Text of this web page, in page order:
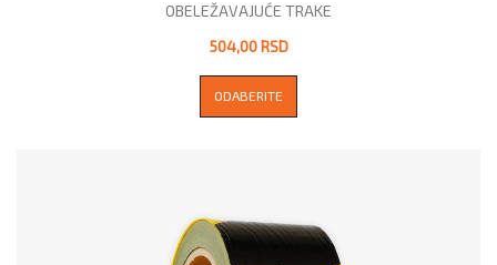
OBELEŽAVAJUĆE TRAKE
504,00 RSD
ODABERITE